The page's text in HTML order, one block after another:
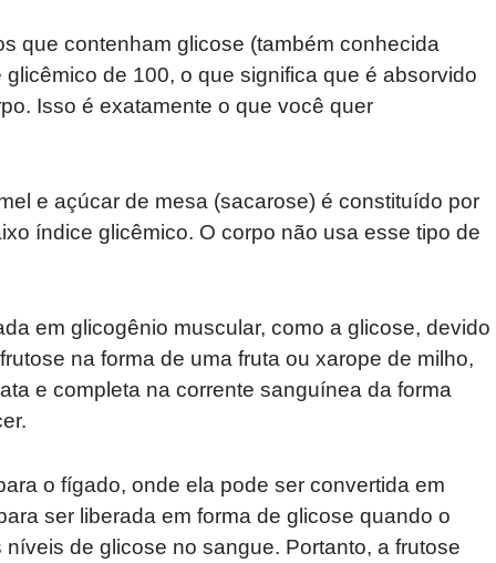
que contenham glicose (também conhecida
de 100, o que significa que é absorvido
Isso é exatamente o que você quer
e açúcar de mesa (sacarose) é constituído por
índice glicêmico. O corpo não usa esse tipo de
em glicogênio muscular, como a glicose, devido
na forma de uma fruta ou xarope de milho,
e completa na corrente sanguínea da forma
o fígado, onde ela pode ser convertida em
ser liberada em forma de glicose quando o
de glicose no sangue. Portanto, a frutose